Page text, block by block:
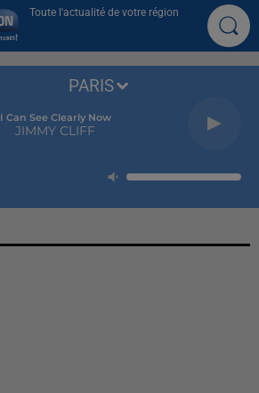
Toute l'actualité de votre région
I Can See Clearly Now
JIMMY CLIFF
PARIS